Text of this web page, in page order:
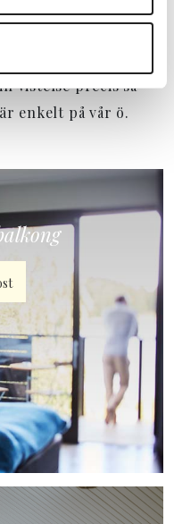
så är det här på
vistelse precis så
enkelt på vår ö.